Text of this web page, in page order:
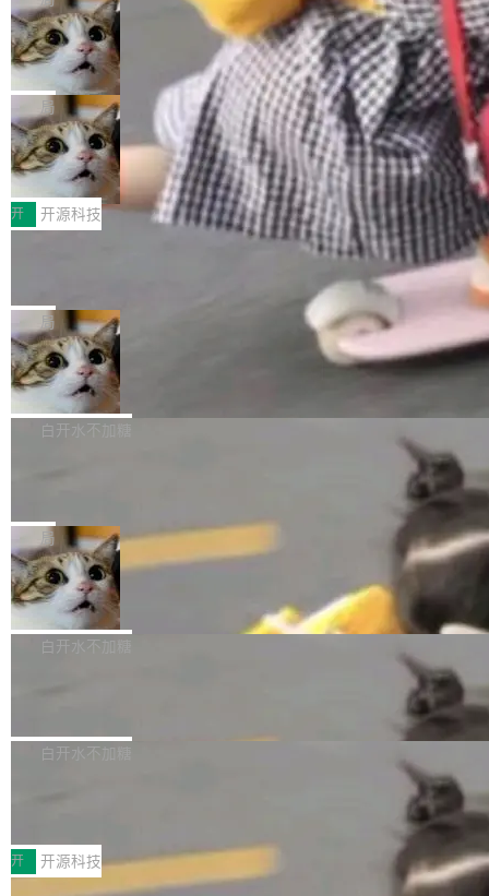
现实 过去两年，CIO们的焦虑清单上多了两项：
一是如何让大模型和智能体应用安全地从PoC走
向生产，二是如何让测试团队跟得上AI应用...
设置，如果用布尔值 + 可空字段来表示——bool
ean 表示是否可切换，nullable 的默认模式、浅
色方案、深色方案——会产生大量无意义的组
合。方案缺了、配置冲突了、全 null 了。要知道
哪些组合有效，作者说，你得靠"文档、校验、或
者部落知识"。 换个写法。Rust 的 enum，两个
变体：Switchable...
个"AI 知识库 + 聊天机器人"——每个大厂都在
做，没什么新鲜的。 但 Kenton Varda 在 Twitte
r 上把事情说清楚了： 今天我们发布了 Cloudfla
re OS，一个带连接器的聊天机器人，跟其他所
有科技公司做的一样。只不过，实际上它不一
样。这是 Sandstorm.io 的重制版，我十年前的
那个创业公司。不同的是，这次它构建在 Cloudf
lare Workers 上——我花了九年时间搭建的平台
——并且深度集成了 AI。这基本上是我十年秘密
Deno 团队开源 Celld，可自托管的分
布式 Durable Objects
Ryan Dahl 领导的 Deno 团队推出了最新开源项
目 Celld，一个能在自己机器上运行 Cloudflare
Workers 和 Durable Objects 的守护进程。 设
计思路很直接：每个对象是一个独立的 SQLite
数据库，按名称寻址，复制到你自己的 S3 兼容
存储库里。节点之间只通过这个存储库协调——
没有控制平面，没有共识协议。每个对象自带一
个小型数据库，应用天然按分片构建，单个数据
库的竞争和爆炸半径问题在设计层面就被消除
了。 闲置的 cell 会休眠到几乎不占资源。当 cel
l 迁移或唤醒时，新宿主从 S3 恢复 SQLite 数据
库继续执行。存储库是持久化的唯一真相...
局
鲁大师7月新机性能/流畅/AI榜：vivo夺
性能、流畅双第一，三星Galaxy Z系列
新折叠缺席
2026年7月的手机市场，由于存储等硬件成本暴
增，手机厂商的日子也不好过啊，新机速度明显
放缓，因此硝烟味淡了许多。新机参数规格除开
高价的三星折叠（三星Galaxy Z Fold8 Ultra / Z
Fold8 / Z Flip8）外，其余要么是中低端机器，
例如iQOO Z11i、REDMI Note 17、REDMI No
te 17 Pro、OPPO K15，要么是vivo X300 E这
样的次旗舰。 Galaxy Z Fold8 Ultra / Z Fold8 /
Z Flip8三款折叠屏新机均在7月22日发布，且全
部搭载骁龙8 Elite Gen5 for Galaxy，它们本该
开 开源科技
Zed 编辑器团队发布了新项目——DeltaDB，一
个在 git commit 之间记录每一次编辑操作的版
本控制系统。目前处于 Early Access 阶段。 De
ltaDB 的核心思路直接写在 landing page 最显
眼的位置：「Software is made between com
mits」——软件是在 commit 之间写出来的。git
是把这段空隙补上。 回退到任何一次编辑：Delt
aDB 捕获 commit 之间的每一次操作，...
局
SpaceXAI 单季资本开支达 183 亿美元
根据风险投资人Tomer Tunguz 博客（VC 分
析）披露的最新分析与第二季度业绩报告，Spac
微软同期总资本开支的四成。 与亚马逊、Alpha
bet、微软以及 Meta 等传统科技巨头相比，Spa
ceXAI的资金消耗速度尤为引人瞩目。然而，支
撑庞大支出的资金来源却呈现出截然不同的面
貌。数据显示，微软和 Meta 主要依托充沛的经
白开水不加糖
一个在终端里运行的编程 agent；Muse Spark
1.2，驱动这个 agent 的新模型。一句话概括：
你可以用 curl -fsSL https://dev.meta.ai/install.
sh | bash 安装一个能在大项目里自动规划、写
代码、验证结果的 AI 终端工具。 据介绍，Muse
个主 agent 循环，外加一组后台 agent。这些后
局
美团开源 LoHoSearch，用知识图谱校
准 AI 能力认知
机器出题的前提，是让机器拥有全局视野。整个
构建流程可以分为四个环节：建图 → 控制难度
白开水不加糖
库，并将作为transport接入Mooncake TENT。
MPComm将作为一种传输引擎接入Mooncake T
ENT，实现零拷贝传输性能提升30%、非零拷贝
白开水不加糖
型案例入选名单》，深信服“面向企业研发场景的
开源 AI 编程平台 CoStrict 应用”凭借卓越的技术
开 开源科技